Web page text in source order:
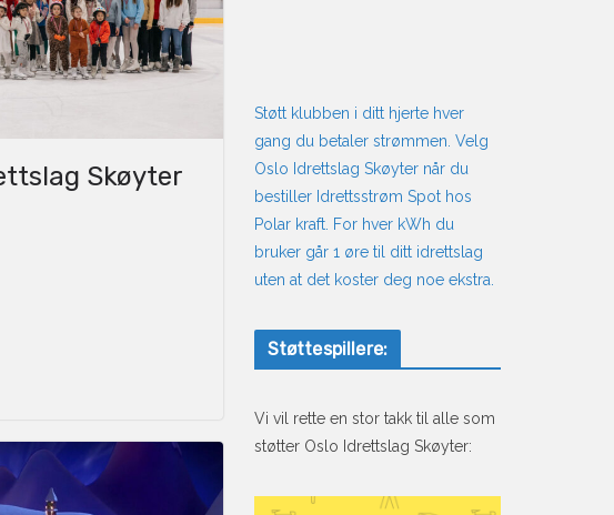
Skøyter
Støtt klubben i ditt hjerte hver
gang du betaler strømmen. Velg
Oslo Idrettslag Skøyter når du
bestiller Idrettsstrøm Spot hos
Polar kraft. For hver kWh du
bruker går 1 øre til ditt idrettslag
uten at det koster deg noe ekstra.
Støttespillere:
Vi vil rette en stor takk til alle som
støtter Oslo Idrettslag Skøyter: